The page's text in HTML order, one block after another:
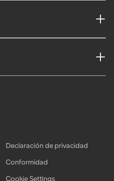
Declaración de privacidad
Conformidad
Cookie Settings